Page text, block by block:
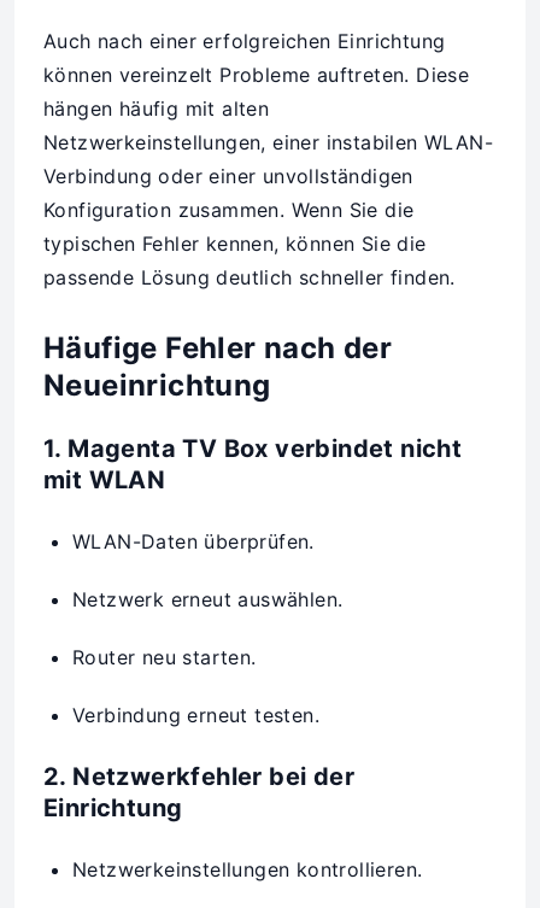
Auch nach einer erfolgreichen Einrichtung
können vereinzelt Probleme auftreten. Diese
hängen häufig mit alten
Netzwerkeinstellungen, einer instabilen WLAN-
Verbindung oder einer unvollständigen
Konfiguration zusammen. Wenn Sie die
typischen Fehler kennen, können Sie die
passende Lösung deutlich schneller finden.
Häufige Fehler nach der
Neueinrichtung
1. Magenta TV Box verbindet nicht
mit WLAN
WLAN-Daten überprüfen.
Netzwerk erneut auswählen.
Router neu starten.
Verbindung erneut testen.
2. Netzwerkfehler bei der
Einrichtung
Netzwerkeinstellungen kontrollieren.